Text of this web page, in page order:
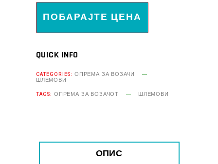
ПОБАРАЈТЕ ЦЕНА
QUICK INFO
CATEGORIES: ОПРЕМА ЗА ВОЗАЧИ
ШЛЕМОВИ
TAGS: ОПРЕМА ЗА ВОЗАЧОТ ШЛЕМОВИ
ОПИС